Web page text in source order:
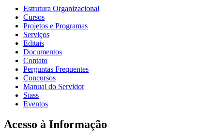
Estrutura Organizacional
Cursos
Projetos e Programas
Serviços
Editais
Documentos
Contato
Perguntas Frequentes
Concursos
Manual do Servidor
Siass
Eventos
Acesso à Informação